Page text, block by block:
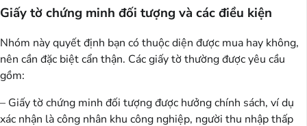
Giấy tờ chứng minh đối tượng và các điều kiện
Nhóm này quyết định bạn có thuộc diện được mua hay không,
nên cần đặc biệt cẩn thận. Các giấy tờ thường được yêu cầu
gồm:
– Giấy tờ chứng minh đối tượng được hưởng chính sách, ví dụ
xác nhận là công nhân khu công nghiệp, người thu nhập thấp